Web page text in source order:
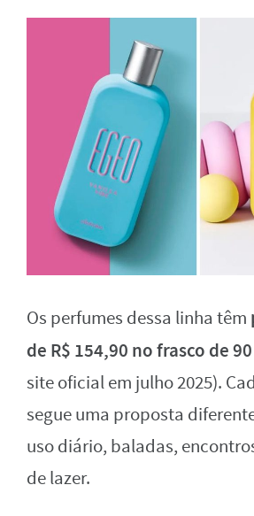
Os perfumes dessa linha têm
de R$ 154,90 no frasco de
site oficial em julho 2025).
segue uma proposta
uso diário, baladas,
de lazer.